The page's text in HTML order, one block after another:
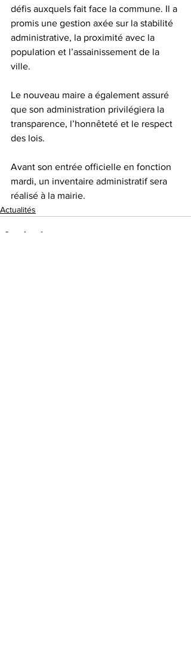
défis auxquels fait face la commune. Il a
promis une gestion axée sur la stabilité
administrative, la proximité avec la
population et l’assainissement de la
ville.
Le nouveau maire a également assuré
que son administration privilégiera la
transparence, l’honnêteté et le respect
des lois.
Avant son entrée officielle en fonction
mardi, un inventaire administratif sera
réalisé à la mairie.
Actualités